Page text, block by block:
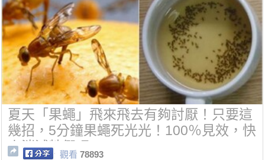
夏天「果蠅」飛來飛去有夠討厭！只要這
幾招，5分鐘果蠅死光光！100％見效，快
來消滅牠們吧~
觀看 78893